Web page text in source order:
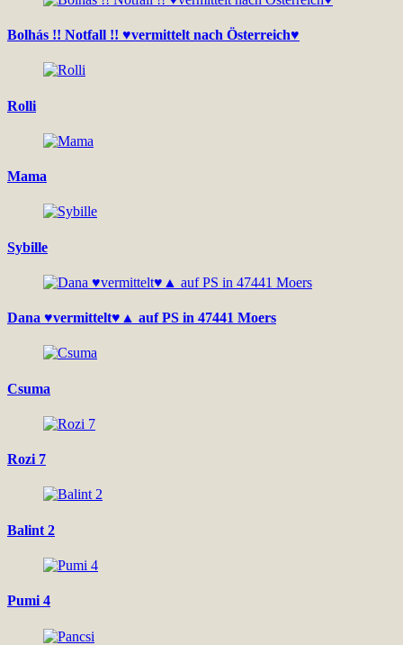
Bolhás !! Notfall !! ♥vermittelt nach Österreich♥
Rolli
Mama
Sybille
Dana ♥vermittelt♥▲ auf PS in 47441 Moers
Csuma
Rozi 7
Balint 2
Pumi 4